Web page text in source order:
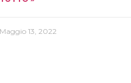
Maggio 13, 2022